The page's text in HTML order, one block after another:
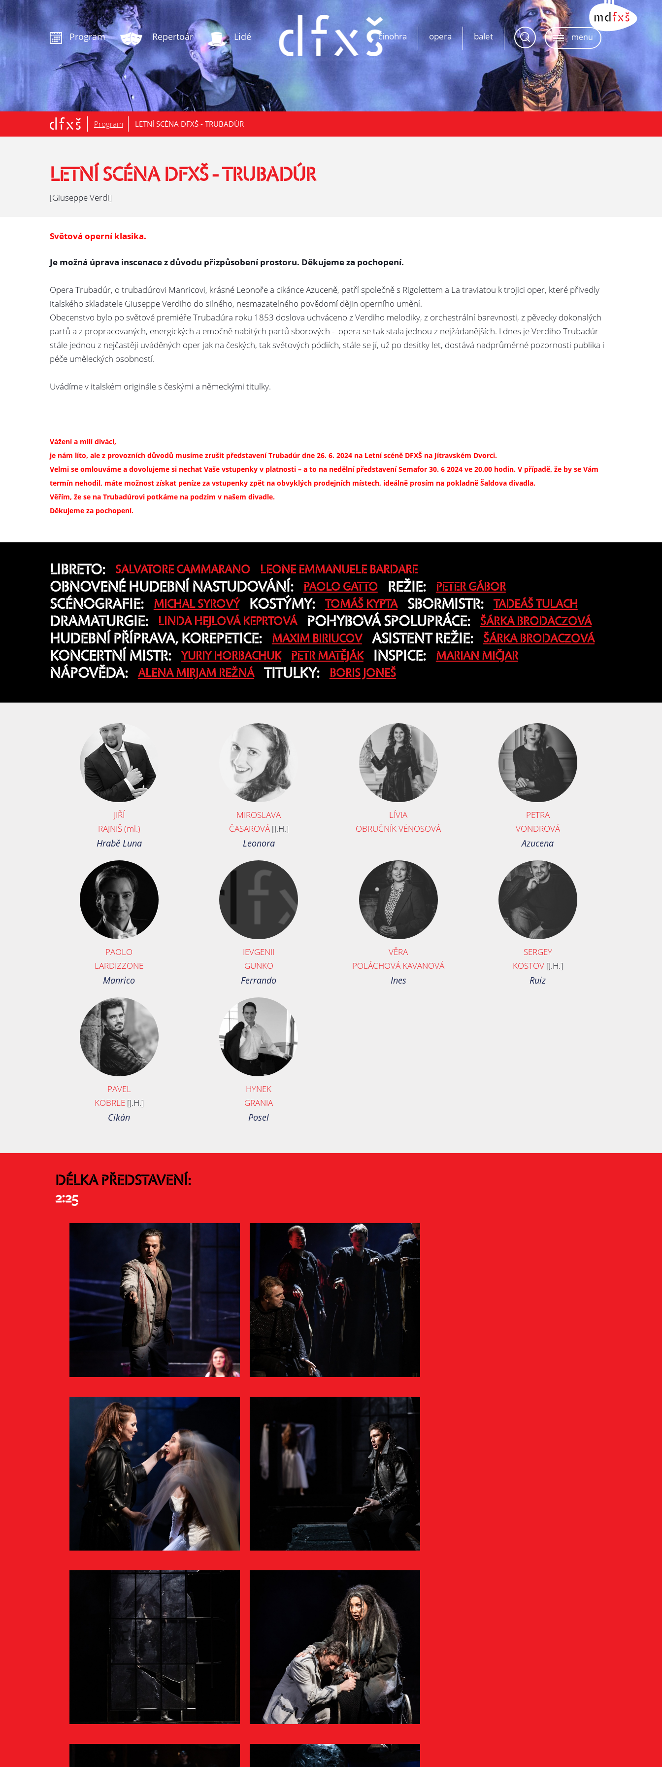
Program Repertoár Lidé menu
balet
opera
činohra
.
Program LETNÍ SCÉNA DFXŠ - TRUBADÚR
LETNÍ SCÉNA DFXŠ - TRUBADÚR
[Giuseppe Verdi]
Světová operní klasika.
Je možná úprava inscenace z důvodu přizpůsobení prostoru. Děkujeme za pochopení.
Opera Trubadúr, o trubadúrovi Manricovi, krásné Leonoře a cikánce Azuceně, patří společně s Rigolettem a La traviatou k trojici oper, které přivedly
italského skladatele Giuseppe Verdiho do silného, nesmazatelného povědomí dějin operního umění.
Obecenstvo bylo po světové premiéře Trubadúra roku 1853 doslova uchváceno z Verdiho melodiky, z orchestrální barevnosti, z pěvecky dokonalých
partů a z propracovaných, energických a emočně nabitých partů sborových - opera se tak stala jednou z nejžádanějších. I dnes je Verdiho Trubadúr
stále jednou z nejčastěji uváděných oper jak na českých, tak světových pódiích, stále se jí, už po desítky let, dostává nadprůměrné pozornosti publika i
péče uměleckých osobností.
Uvádíme v italském originále s českými a německými titulky.
Vážení a milí diváci,
je nám líto, ale z provozních důvodů musíme zrušit představení Trubadúr dne 26. 6. 2024 na Letní scéně DFXŠ na Jítravském Dvorci.
Velmi se omlouváme a dovolujeme si nechat Vaše vstupenky v platnosti – a to na nedělní představení Semafor 30. 6 2024 ve 20.00 hodin. V případě, že by se Vám
termín nehodil, máte možnost získat peníze za vstupenky zpět na obvyklých prodejních místech, ideálně prosím na pokladně Šaldova divadla.
Věřím, že se na Trubadúrovi potkáme na podzim v našem divadle.
Děkujeme za pochopení.
LIBRETO: SALVATORE CAMMARANO LEONE EMMANUELE BARDARE
OBNOVENÉ HUDEBNÍ NASTUDOVÁNÍ: PAOLO GATTO REŽIE: PETER GÁBOR
SCÉNOGRAFIE: MICHAL SYROVÝ KOSTÝMY: TOMÁŠ KYPTA SBORMISTR: TADEÁŠ TULACH
DRAMATURGIE: LINDA HEJLOVÁ KEPRTOVÁ POHYBOVÁ SPOLUPRÁCE: ŠÁRKA BRODACZOVÁ
HUDEBNÍ PŘÍPRAVA, KOREPETICE: MAXIM BIRIUCOV ASISTENT REŽIE: ŠÁRKA BRODACZOVÁ
KONCERTNÍ MISTR: YURIY HORBACHUK PETR MATĚJÁK INSPICE: MARIAN MIČJAR
NÁPOVĚDA: ALENA MIRJAM REŽNÁ TITULKY: BORIS JONEŠ
JIŘÍ
RAJNIŠ (ml.)
Hrabě Luna
MIROSLAVA
ČASAROVÁ[J.H.]
Leonora
LÍVIA
OBRUČNÍK VÉNOSOVÁ
PETRA
VONDROVÁ
Azucena
PAOLO
LARDIZZONE
Manrico
IEVGENII
GUNKO
Ferrando
VĚRA
POLÁCHOVÁ KAVANOVÁ
Ines
SERGEY
KOSTOV[J.H.]
Ruiz
PAVEL
KOBRLE[J.H.]
Cikán
HYNEK
GRANIA
Posel
DÉLKA PŘEDSTAVENÍ:
2:25